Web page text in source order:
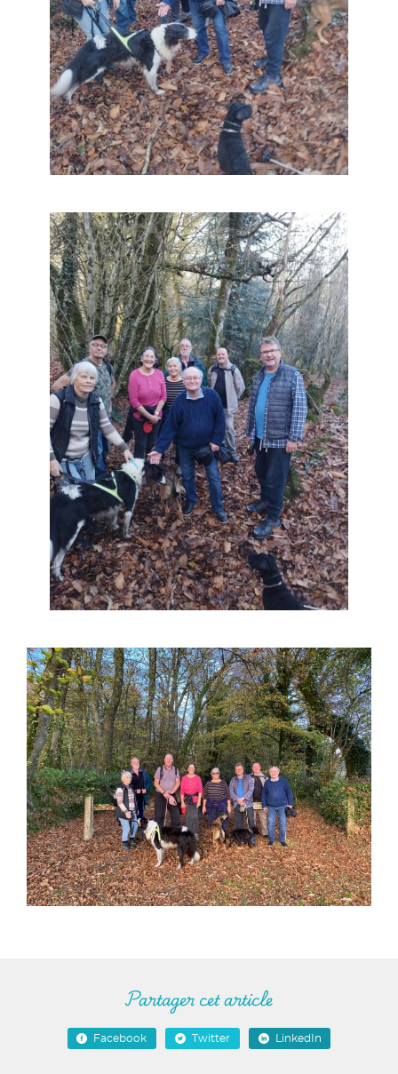
Partager cet article
Facebook Twitter LinkedIn